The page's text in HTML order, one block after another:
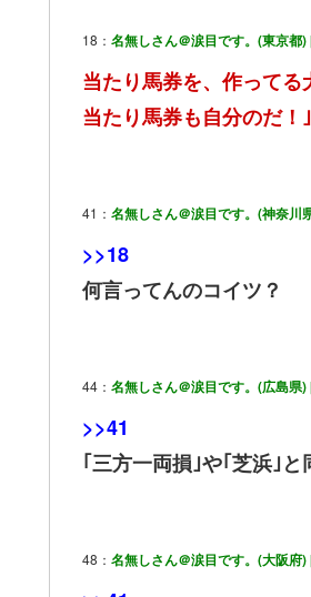
18： 名無しさん＠涙目です。(東京都
当たり馬券を、作って
当たり馬券も自分のだ！
41： 名無しさん＠涙目です。(神奈川
>>18
何言ってんのコイツ？
44： 名無しさん＠涙目です。(広島県)
>>41
｢三方一両損｣や｢芝浜｣
48： 名無しさん＠涙目です。(大阪府)